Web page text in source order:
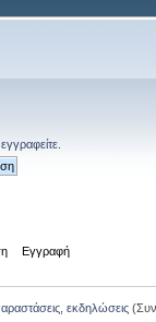
εγγραφείτε
Εγγραφή
εκδηλώσεις